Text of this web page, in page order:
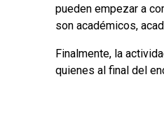
pueden empezar a
son académicos,
Finalmente, la
quienes al final del